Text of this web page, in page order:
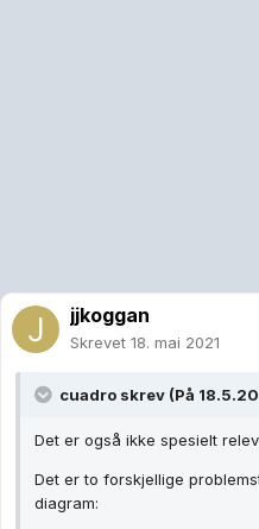
jjkoggan
Skrevet 18. mai 2021
cuadro skrev (På
Det er også ikke spesielt
Det er to forskjellige
diagram: